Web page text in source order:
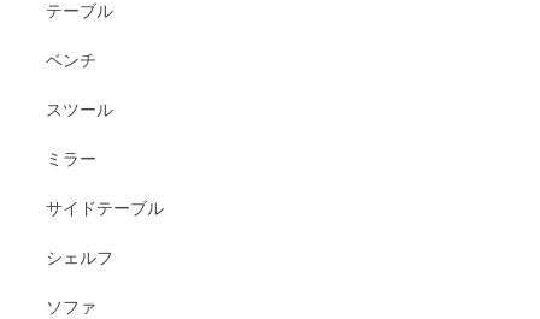
テーブル
ベンチ
スツール
ミラー
サイドテーブル
シェルフ
ソファ